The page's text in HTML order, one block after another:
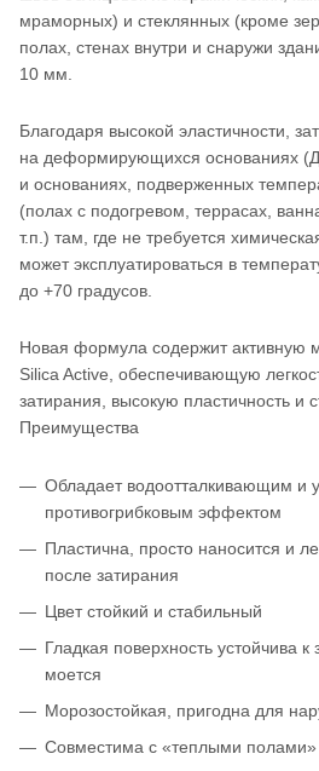
мраморных) и стеклянных (кроме
полах, стенах внутри и снаружи
10 мм.
Благодаря высокой эластичности,
на деформирующихся основаниях
и основаниях, подверженных
(полах с подогревом, террасах,
т.п.) там, где не требуется
может эксплуатироваться в
до +70 градусов.
Новая формула содержит активную
Silica Active, обеспечивающую
затирания, высокую пластичность и
Преимущества
Обладает водоотталкивающим и
противогрибковым эффектом
Пластична, просто наносится и
после затирания
Цвет стойкий и стабильный
Гладкая поверхность устойчива к
моется
Морозостойкая, пригодна для
Совместима с «теплыми полами»